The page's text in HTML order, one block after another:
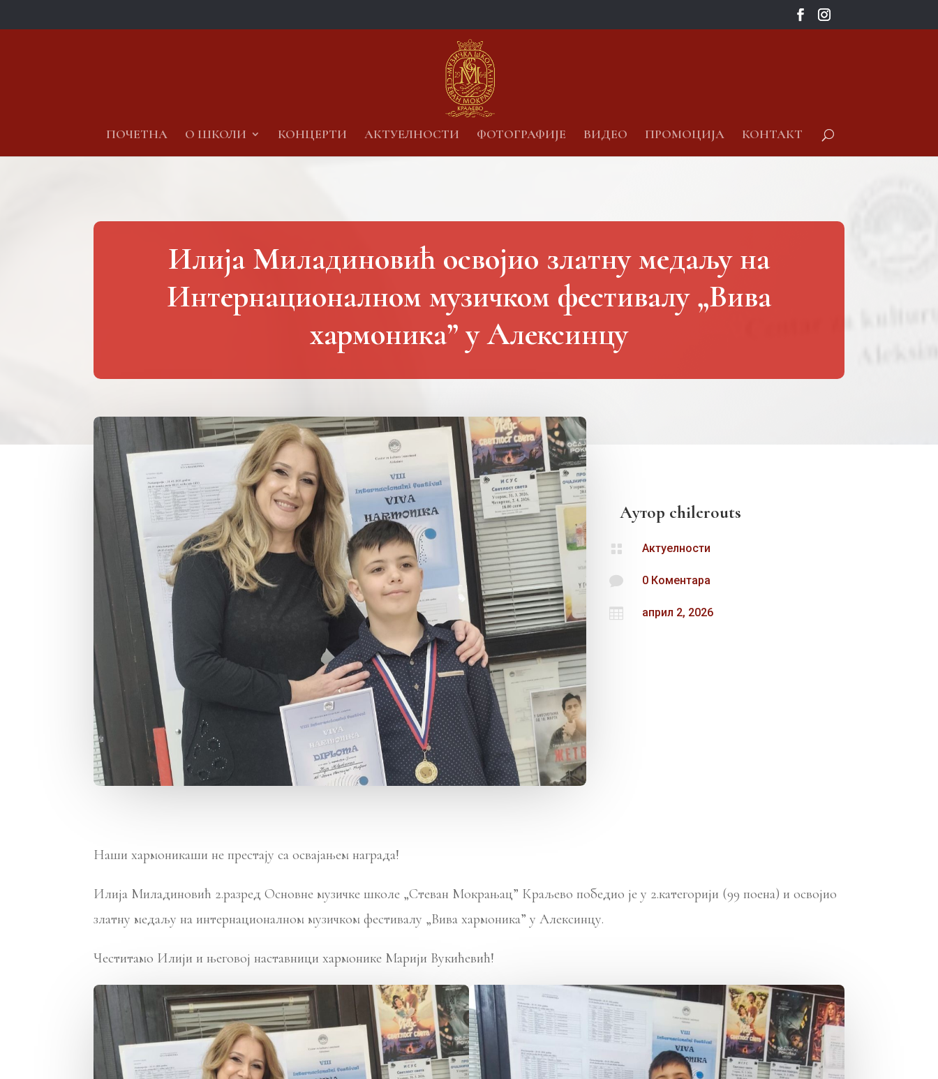
ПОЧЕТНА О ШКОЛИ КОНЦЕРТИ АКТУЕЛНОСТИ ФОТОГРАФИЈЕ ВИДЕО ПРОМОЦИЈА КОНТАКТ
Илија Миладиновић освојио златну медаљу на
Интернационалном музичком фестивалу „Вива
хармоника” у Алексинцу
Аутор chilerouts
 Актуелности
 0 Коментара
 април 2, 2026
Наши хармоникаши не престају са освајањем награда!
Илија Миладиновић 2.разред Основне музичке школе „Стеван Мокрањац” Краљево победио је у 2.категорији (99 поена) и освојио
златну медаљу на интернационалном музичком фестивалу „Вива хармоника” у Алексинцу.
Честитамо Илији и његовој наставници хармонике Марији Вукићевић!